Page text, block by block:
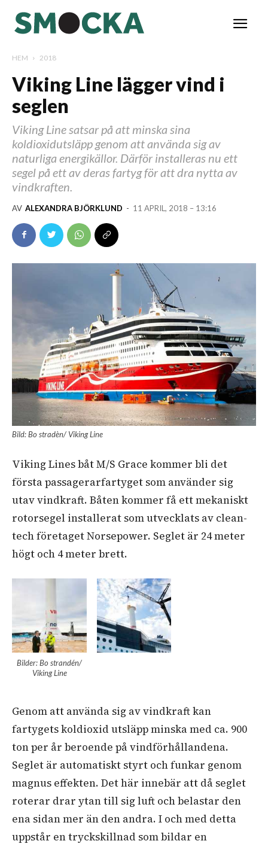
HEM 2018
Viking Line lägger vind i
seglen
Viking Line satsar på att minska sina
koldioxidutsläpp genom att använda sig av
naturliga energikällor. Därför installeras nu ett
segel på ett av deras fartyg för att dra nytta av
vindkraften.
AV ALEXANDRA BJÖRKLUND - 11 APRIL, 2018 – 13:16
Bild: Bo stradèn/ Viking Line
Viking Lines båt M/S Grace kommer bli det
första passagerarfartyget som använder sig
utav vindkraft. Båten kommer få ett mekaniskt
rotorsegel installerat som utvecklats av clean-
tech företaget Norsepower. Seglet är 24 meter
högt och 4 meter brett.
Bilder: Bo strandén/
Viking Line
Genom att använda sig av vindkraft kan
fartygets koldioxid utsläpp minska med ca. 900
ton per år beroende på vindförhållandena.
Seglet är automatiskt styrt och funkar genom
magnus effekten. Det här innebär att då seglet
roterar drar ytan till sig luft och belastar den
ena sidan mer än den andra. I och med detta
uppstår en tryckskillnad som bildar en